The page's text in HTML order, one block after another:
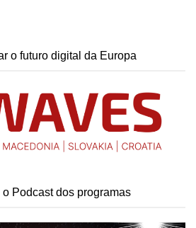
o futuro digital da Europa
Podcast dos programas